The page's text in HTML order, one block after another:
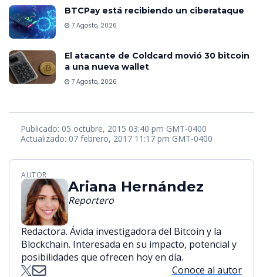
BTCPay está recibiendo un ciberataque
7 Agosto, 2026
El atacante de Coldcard movió 30 bitcoin
a una nueva wallet
7 Agosto, 2026
Publicado: 05 octubre, 2015 03:40 pm GMT-0400
Actualizado: 07 febrero, 2017 11:17 pm GMT-0400
AUTOR
Ariana Hernández
Reportero
Redactora. Ávida investigadora del Bitcoin y la
Blockchain. Interesada en su impacto, potencial y
posibilidades que ofrecen hoy en día.
Conoce al autor